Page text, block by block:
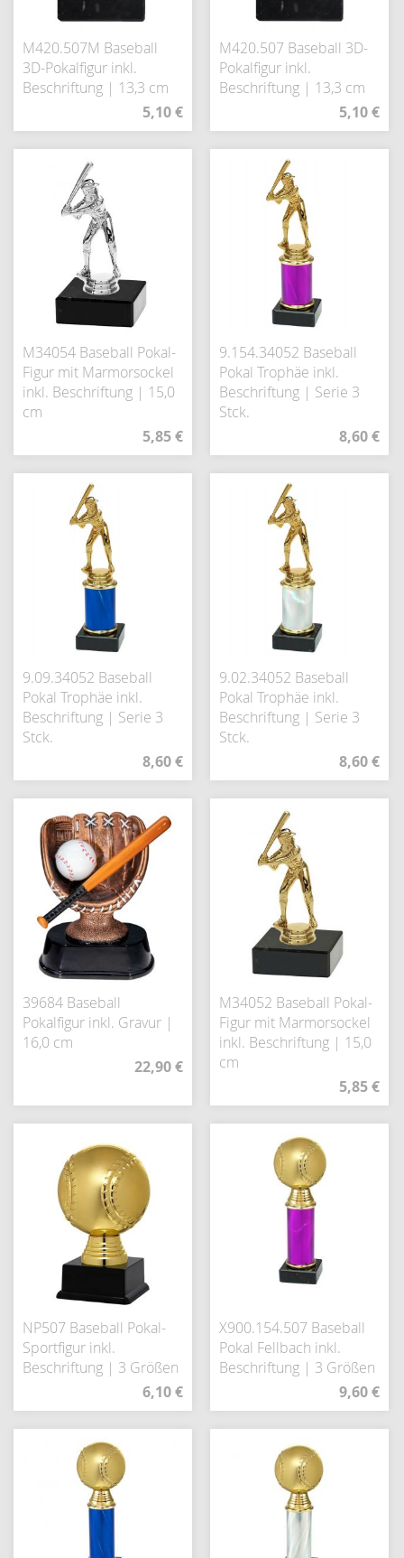
M420.507M Baseball
3D-Pokalfigur inkl.
Beschriftung | 13,3 cm
5,10 €
M420.507 Baseball 3D-
Pokalfigur inkl.
Beschriftung | 13,3 cm
5,10 €
M34054 Baseball Pokal-
Figur mit Marmorsockel
inkl. Beschriftung | 15,0
cm
5,85 €
9.154.34052 Baseball
Pokal Trophäe inkl.
Beschriftung | Serie 3
Stck.
8,60 €
9.09.34052 Baseball
Pokal Trophäe inkl.
Beschriftung | Serie 3
Stck.
8,60 €
9.02.34052 Baseball
Pokal Trophäe inkl.
Beschriftung | Serie 3
Stck.
8,60 €
39684 Baseball
Pokalfigur inkl. Gravur |
16,0 cm
22,90 €
M34052 Baseball Pokal-
Figur mit Marmorsockel
inkl. Beschriftung | 15,0
cm
5,85 €
NP507 Baseball Pokal-
Sportfigur inkl.
Beschriftung | 3 Größen
6,10 €
X900.154.507 Baseball
Pokal Fellbach inkl.
Beschriftung | 3 Größen
9,60 €